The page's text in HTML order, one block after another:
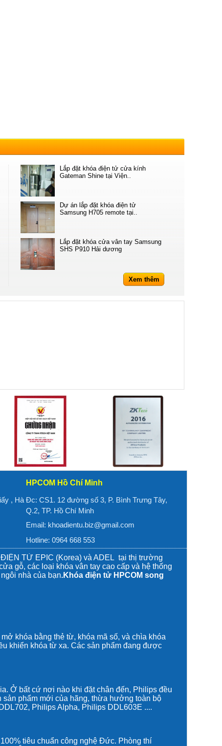
Lắp đặt khóa điện tử cửa kính
Gateman Shine tại Viện..
Dự án lắp đặt khóa điện tử
Samsung H705 remote tại..
Lắp đặt khóa cửa vân tay Samsung
SHS P910 Hải dương
Xem thêm
, Hà
HPCOM Hồ Chí Minh
Đc: CS1. 12 đường số 3, P. Bình Trưng Tây,
Q.2, TP. Hồ Chí Minh
Email: khoadientu.biz@gmail.com
Hotline: 0964 668 553
TỬ EPIC (Korea) và ADEL tại thị trường
gỗ, các loại khóa vân tay cao cấp và hệ thống
nhà của bạn.Khóa điện tử HPCOM song
khóa bằng thẻ từ, khóa mã số, và chìa khóa
khiển khóa từ xa. Các sản phẩm đang được
Ở bất cứ nơi nào khi đặt chân đến, Philips đều
sản phẩm mới của hãng, thừa hưởng toàn bộ
, Philips Alpha, Philips DDL603E ....
tiêu chuẩn công nghệ Đức. Phòng thí